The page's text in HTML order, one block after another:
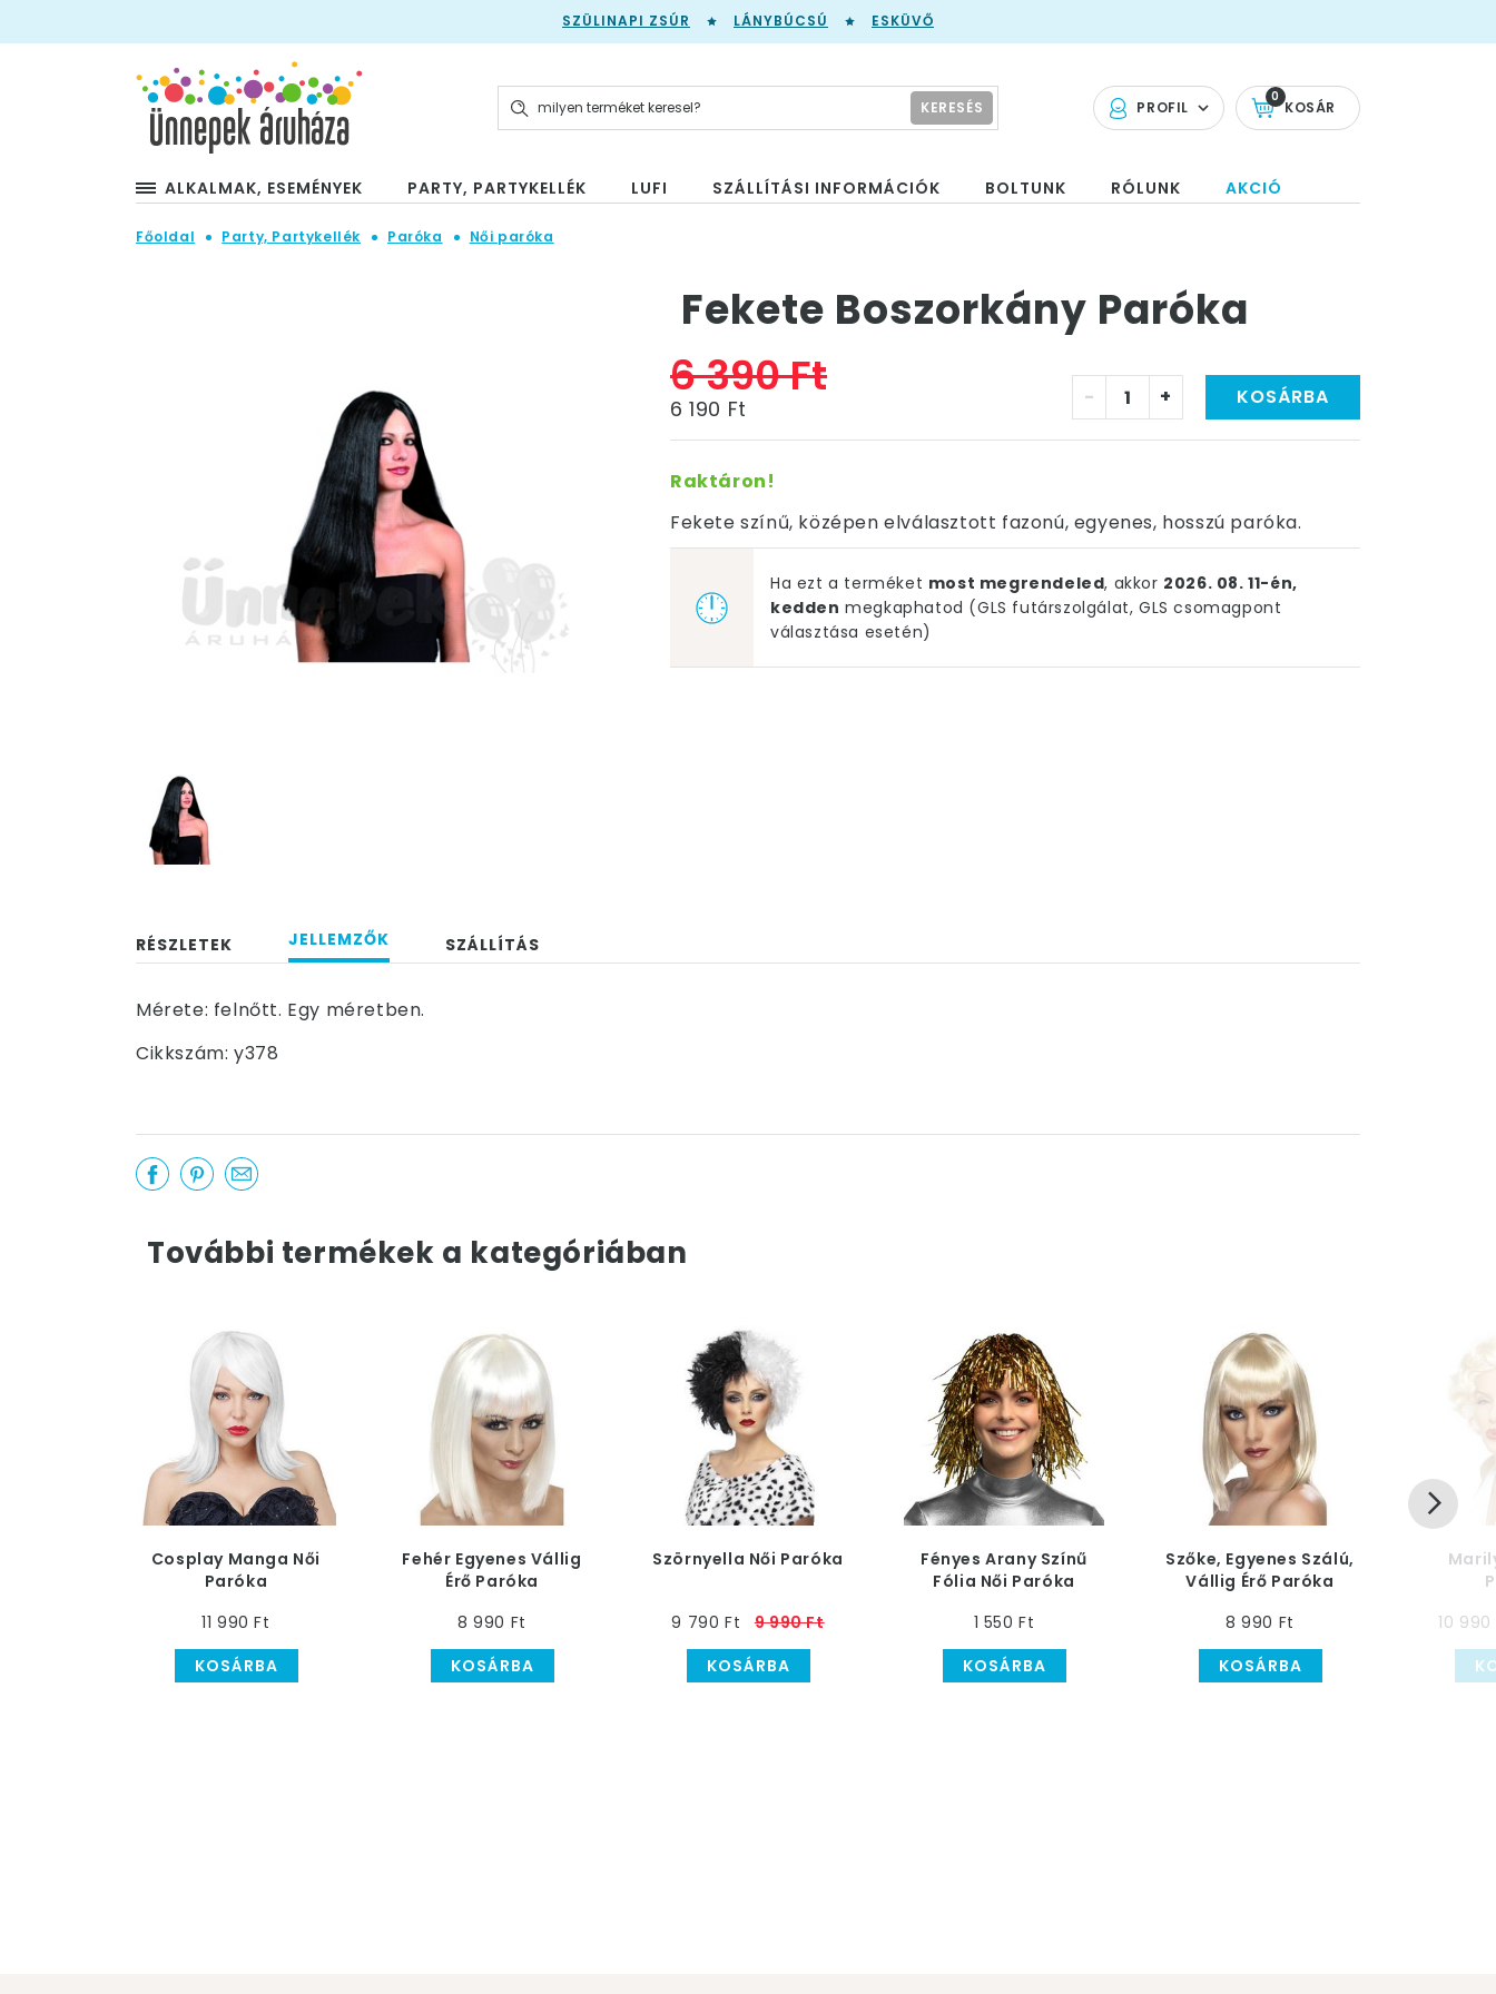
SZÜLINAPI ZSÚR LÁNYBÚCSÚ ESKÜVŐ
PROFIL KOSÁR
0
KERESÉS
ALKALMAK, ESEMÉNYEK PARTY, PARTYKELLÉK LUFI SZÁLLÍTÁSI INFORMÁCIÓK BOLTUNK RÓLUNK AKCIÓ
Főoldal Party, Partykellék Paróka Női paróka
Fekete Boszorkány Paróka
6 390 Ft
6 190 Ft - + KOSÁRBA
Raktáron!
Fekete színű, középen elválasztott fazonú, egyenes, hosszú paróka.
Ha ezt a terméket most megrendeled, akkor 2026. 08. 11-én,
kedden megkaphatod (GLS futárszolgálat, GLS csomagpont
választása esetén)
RÉSZLETEK JELLEMZŐK SZÁLLÍTÁS
Mérete: felnőtt. Egy méretben.
Cikkszám: y378
További termékek a kategóriában
Cosplay Manga Női
Paróka
11 990 Ft
KOSÁRBA
Fehér Egyenes Vállig
Érő Paróka
8 990 Ft
KOSÁRBA
Szörnyella Női Paróka
9 790 Ft
9 990 Ft
KOSÁRBA
Fényes Arany Színű
Fólia Női Paróka
1 550 Ft
KOSÁRBA
Szőke, Egyenes Szálú,
Vállig Érő Paróka
8 990 Ft
KOSÁRBA
10 990